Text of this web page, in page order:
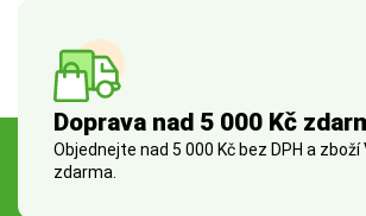
Doprava nad 5 000 Kč
Objednejte nad 5 000 Kč bez DPH a
zdarma.